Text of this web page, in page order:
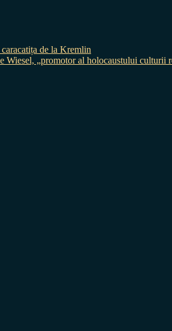
de la Kremlin
„promotor al holocaustului culturii